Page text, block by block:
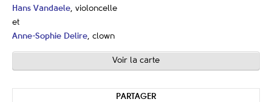
Hans Vandaele, violoncelle
et
Anne-Sophie Delire, clown
Voir la carte
PARTAGER